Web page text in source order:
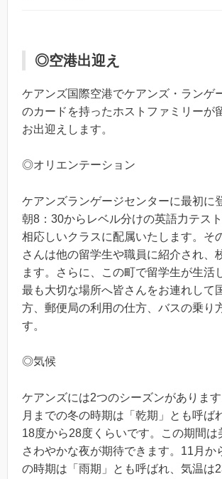
◎空港出迎え
ケアンズ国際空港でケアンズ・ランゲ
のカードを持ったホストファミリーが
お出迎えします。
◎オリエンテーション
ケアンズランゲージセンターに最初に
朝8：30からレベル分けの英語力テス
相応しいクラスに配属いたします。そ
さんは他の留学生や職員に紹介され、
ます。さらに、この町で留学生が生活
最も大切な場所へ皆さんをお連れして
方、郵便局の利用の仕方、バスの乗り
す。
◎気候
ケアンズには2つのシーズンがありま
月までの冬の時期は「乾期」とも呼ば
18度から28度くらいです。この期間は
さわやかな夜が期待できます。11月か
の時期は「雨期」とも呼ばれ、気温は